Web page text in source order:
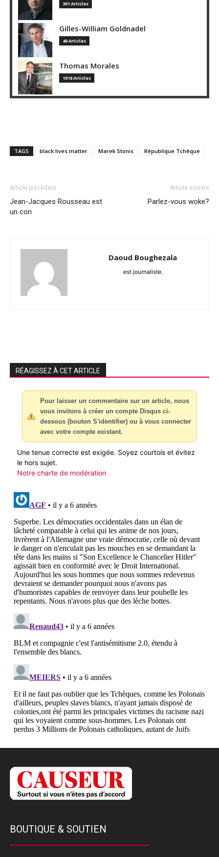
301 Articles
Gilles-William Goldnadel
40 Articles
Thomas Morales
1018 Articles
TAGS black lives matter Marek Stonis République Tchèque
Article précédent
Jean-Jacques Rousseau est
un con
Article suivant
Parlez-vous woke?
Daoud Boughezala
est journaliste.
RÉAGISSEZ À CET ARTICLE
Pour laisser un commentaire sur un article, nous
vous invitons à créer un compte Disqus ci-
dessous (bouton S'identifier) ou à vous connecter
avec votre compte existant.
Une tenue correcte est exigée. Soyez courtois et évitez
le hors sujet.
Notre charte de modération
BOUTIQUE & SOUTIEN